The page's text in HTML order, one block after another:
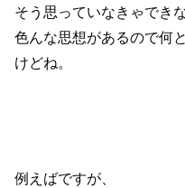
そう思っていなきゃでき
色んな思想があるので何
けどね。
例えばですが、